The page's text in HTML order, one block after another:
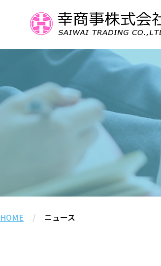
HOME / ニュース